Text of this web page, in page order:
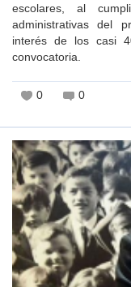
escolares, al
administrativas del
interés de los casi
convocatoria.
0 0